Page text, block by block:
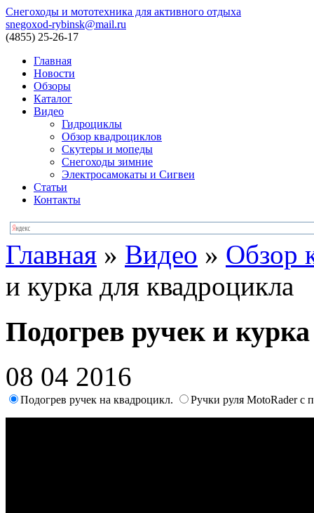
Снегоходы и мототехника для активного отдыха
snegoxod-rybinsk@mail.ru
(4855) 25-26-17
Главная
Новости
Обзоры
Каталог
Видео
Гидроциклы
Обзор квадроциклов
Скутеры и мопеды
Снегоходы зимние
Электросамокаты и Сигвеи
Статьи
Контакты
Главная » Видео » Обзор
и курка для квадроцикла
Подогрев ручек и
08 04 2016
Подогрев ручек на квадроцикл. Ручки руля MotoRader с